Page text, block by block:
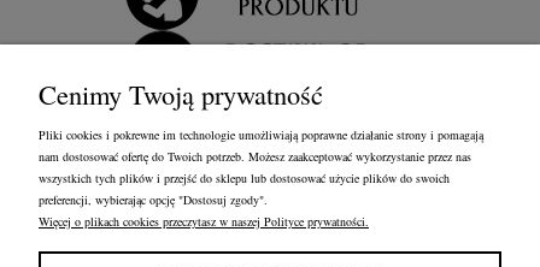
OBSŁUGA KLIENTA FRANCOW JEWELRY
Cenimy Twoją prywatność
Pliki cookies i pokrewne im technologie umożliwiają poprawne działanie strony i pomagają
nam dostosować ofertę do Twoich potrzeb. Możesz zaakceptować wykorzystanie przez nas
wszystkich tych plików i przejść do sklepu lub dostosować użycie plików do swoich
preferencji, wybierając opcję "Dostosuj zgody".
Więcej o plikach cookies przeczytasz w naszej Polityce prywatności.